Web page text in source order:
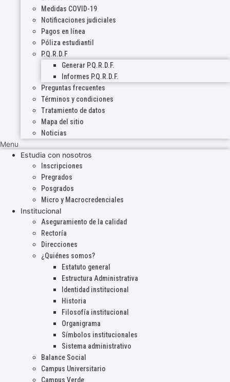
Medidas COVID-19
Notificaciones judiciales
Pagos en línea
Póliza estudiantil
P.Q.R.D.F
Generar P.Q.R.D.F.
Informes P.Q.R.D.F.
Preguntas frecuentes
Términos y condiciones
Tratamiento de datos
Mapa del sitio
Noticias
Menu
Estudia con nosotros
Inscripciones
Pregrados
Posgrados
Micro y Macrocredenciales
Institucional
Aseguramiento de la calidad
Rectoría
Direcciones
¿Quiénes somos?
Estatuto general
Estructura Administrativa
Identidad institucional
Historia
Filosofía institucional
Organigrama
Símbolos institucionales
Sistema administrativo
Balance Social
Campus Universitario
Campus Verde